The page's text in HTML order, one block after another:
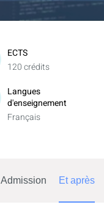
ECTS
120 crédits
Langues
d'enseignement
Français
Admission Et après